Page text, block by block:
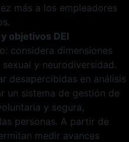
más a los empleadores
objetivos DEI
considera dimensiones
y neurodiversidad.
desapercibidas en análisis
un sistema de gestión de
y segura,
personas. A partir de
medir avances